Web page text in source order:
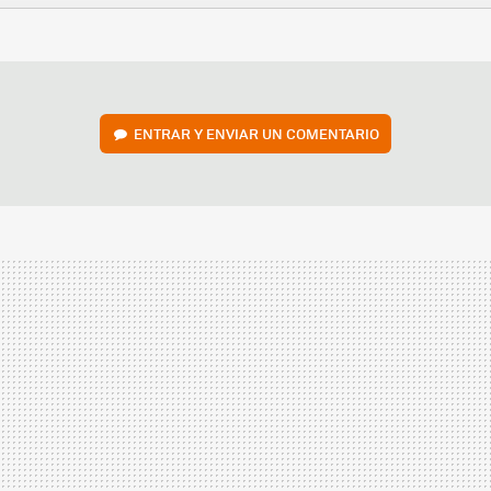
FACEBOOK
TWITTERFLIPBOARD
E-
WHATSAPP
ENTRAR Y ENVIAR UN COMENTARIO